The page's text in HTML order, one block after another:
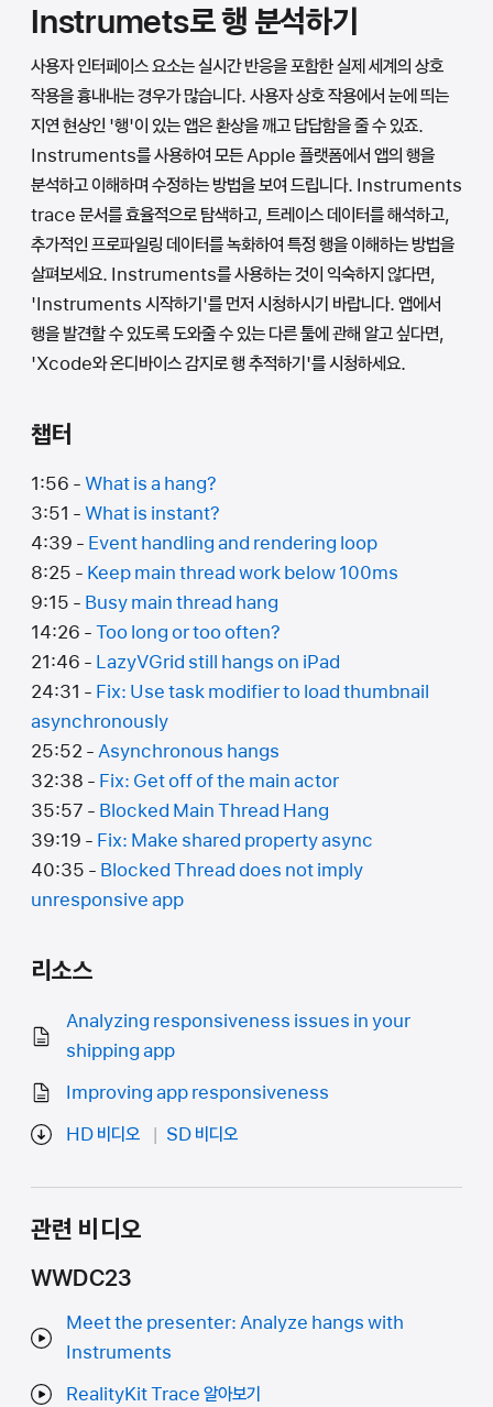
Instrumets로 행 분석하기
사용자 인터페이스 요소는 실시간 반응을 포함한 실제 세계의 상호
작용을 흉내내는 경우가 많습니다. 사용자 상호 작용에서 눈에 띄는
지연 현상인 '행'이 있는 앱은 환상을 깨고 답답함을 줄 수 있죠.
Instruments를 사용하여 모든 Apple 플랫폼에서 앱의 행을
분석하고 이해하며 수정하는 방법을 보여 드립니다. Instruments
trace 문서를 효율적으로 탐색하고, 트레이스 데이터를 해석하고,
추가적인 프로파일링 데이터를 녹화하여 특정 행을 이해하는 방법을
살펴보세요. Instruments를 사용하는 것이 익숙하지 않다면,
'Instruments 시작하기'를 먼저 시청하시기 바랍니다. 앱에서
행을 발견할 수 있도록 도와줄 수 있는 다른 툴에 관해 알고 싶다면,
'Xcode와 온디바이스 감지로 행 추적하기'를 시청하세요.
챕터
1:56 - What is a hang?
3:51 - What is instant?
4:39 - Event handling and rendering loop
8:25 - Keep main thread work below 100ms
9:15 - Busy main thread hang
14:26 - Too long or too often?
21:46 - LazyVGrid still hangs on iPad
24:31 - Fix: Use task modifier to load thumbnail
asynchronously
25:52 - Asynchronous hangs
32:38 - Fix: Get off of the main actor
35:57 - Blocked Main Thread Hang
39:19 - Fix: Make shared property async
40:35 - Blocked Thread does not imply
unresponsive app
리소스
Analyzing responsiveness issues in your
shipping app
Improving app responsiveness
HD 비디오
SD 비디오
관련 비디오
WWDC23
Meet the presenter: Analyze hangs with
Instruments
RealityKit Trace 알아보기